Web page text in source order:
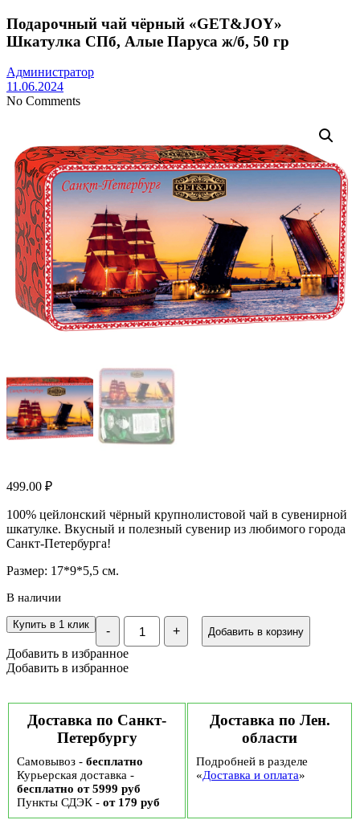
Подарочный чай чёрный «GET&JOY»
Шкатулка СПб, Алые Паруса ж/б, 50 гр
Администратор
11.06.2024
No Comments
499.00 ₽
100% цейлонский чёрный крупнолистовой чай в сувенирной
шкатулке. Вкусный и полезный сувенир из любимого города
Санкт-Петербурга!
Размер: 17*9*5,5 см.
В наличии
-
Количество
Подарочный
чай
чёрный
"GET&JOY"
Паруса
ж/
б,
50
гр
+ Добавить в корзину
Купить в 1 клик
Добавить в избранное
Добавить в избранное
Доставка по Санкт-
Петербургу
Самовывоз - бесплатно
Курьерская доставка -
бесплатно от 5999 руб
Пункты СДЭК - от 179 руб
Доставка по Лен.
области
Подробней в разделе
«Доставка и оплата»